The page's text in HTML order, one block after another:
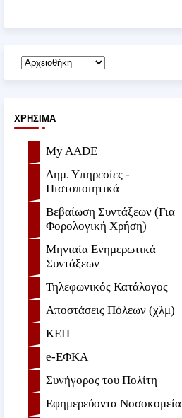
ΧΡΉΣΙΜΑ
My AADE
Δημ. Υπηρεσίες -
Πιστοποιητικά
Βεβαίωση Συντάξεων (Για
Φορολογική Χρήση)
Μηνιαία Ενημερωτικά
Συντάξεων
Τηλεφωνικός Κατάλογος
Αποστάσεις Πόλεων (χλμ)
ΚΕΠ
e-ΕΦKA
Συνήγορος του Πολίτη
Εφημερεύοντα Νοσοκομεία